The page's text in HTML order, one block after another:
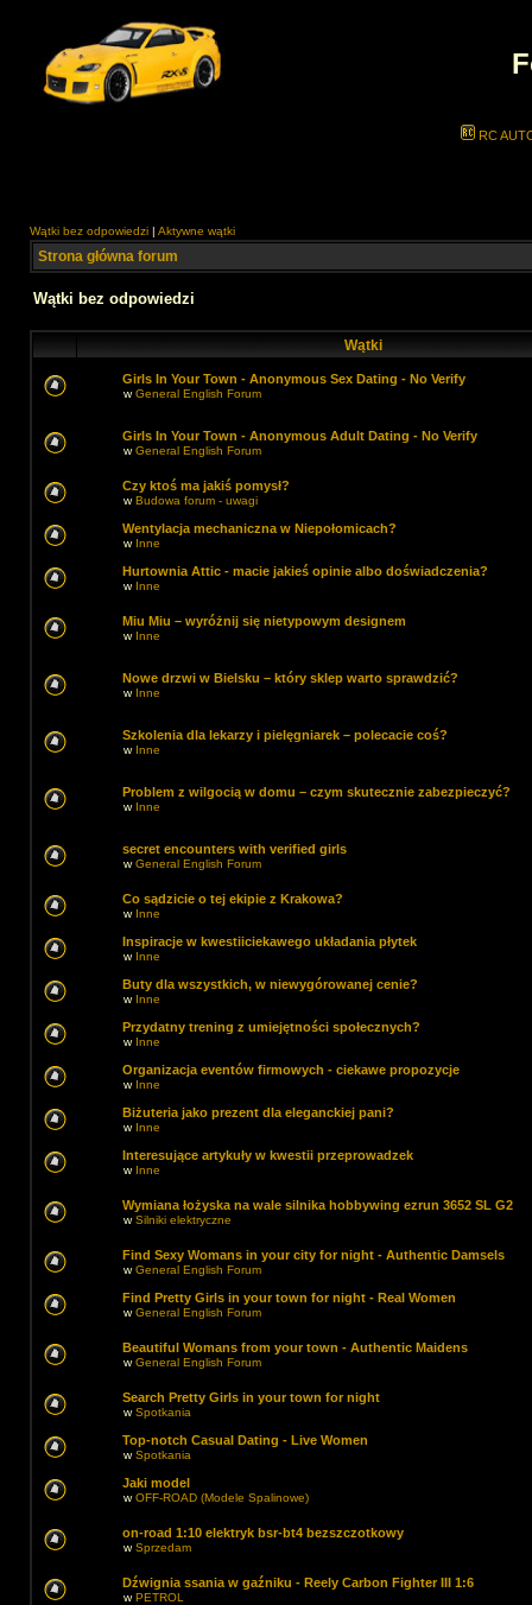
RC
Wątki bez odpowiedzi | Aktywne wątki
Strona główna forum
Wątki bez odpowiedzi
Wątki
Girls In Your Town - Anonymous Sex Dating - No Verify
wGeneral English Forum
Girls In Your Town - Anonymous Adult Dating - No Verify
wGeneral English Forum
Czy ktoś ma jakiś pomysł?
wBudowa forum - uwagi
Wentylacja mechaniczna w Niepołomicach?
w Inne
Hurtownia Attic - macie jakieś opinie albo doświadczenia?
w Inne
Miu Miu – wyróżnij się nietypowym designem
w Inne
Nowe drzwi w Bielsku – który sklep warto sprawdzić?
w Inne
Szkolenia dla lekarzy i pielęgniarek – polecacie coś?
w Inne
Problem z wilgocią w domu – czym skutecznie zabezpieczyć?
w Inne
secret encounters with verified girls
wGeneral English Forum
Co sądzicie o tej ekipie z Krakowa?
w Inne
Inspiracje w kwestiiciekawego układania płytek
w Inne
Buty dla wszystkich, w niewygórowanej cenie?
w Inne
Przydatny trening z umiejętności społecznych?
w Inne
Organizacja eventów firmowych - ciekawe propozycje
w Inne
Biżuteria jako prezent dla eleganckiej pani?
w Inne
Interesujące artykuły w kwestii przeprowadzek
w Inne
Wymiana łożyska na wale silnika hobbywing ezrun 3652 SL G2
wSilniki elektryczne
Find Sexy Womans in your city for night - Authentic Damsels
wGeneral English Forum
Find Pretty Girls in your town for night - Real Women
wGeneral English Forum
Beautiful Womans from your town - Authentic Maidens
wGeneral English Forum
Search Pretty Girls in your town for night
wSpotkania
Top-notch Сasual Dating - Live Women
wSpotkania
Jaki model
wOFF-ROAD (Modele Spalinowe)
on-road 1:10 elektryk bsr-bt4 bezszczotkowy
wSprzedam
Dźwignia ssania w gaźniku - Reely Carbon Fighter III 1:6
wPETROL